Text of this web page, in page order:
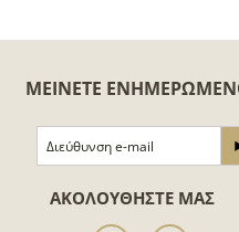
ΜΕΊΝΕΤΕ
ΑΚΟΛΟΥΘΉΣΤΕ ΜΑΣ